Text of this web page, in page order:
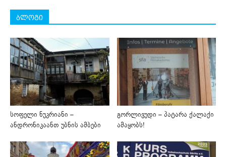
ბლოგი
სოფელი ნუკრიანი –
ანდრონიკაანთ უბნის ამბები
გორლივუდი – პატარა ქალაქი
ამაყობს!